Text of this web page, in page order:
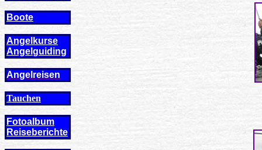
Boote
Angelkurse
Angel guiding
Angelreisen
Tauchen
Fotoalbum
Reiseberichte